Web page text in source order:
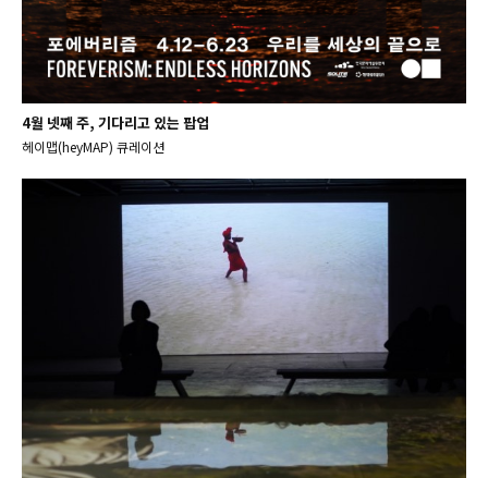
4월 넷째 주, 기다리고 있는 팝업
헤이맵(heyMAP) 큐레이션